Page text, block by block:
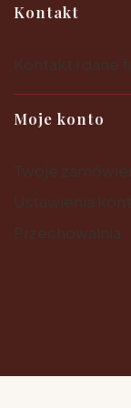
Kontakt
Moje konto